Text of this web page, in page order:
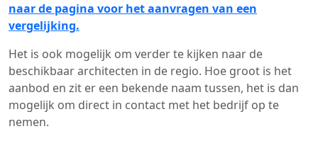
naar de pagina voor het aanvragen van een
vergelijking.
Het is ook mogelijk om verder te kijken naar de
beschikbaar architecten in de regio. Hoe groot is het
aanbod en zit er een bekende naam tussen, het is dan
mogelijk om direct in contact met het bedrijf op te
nemen.